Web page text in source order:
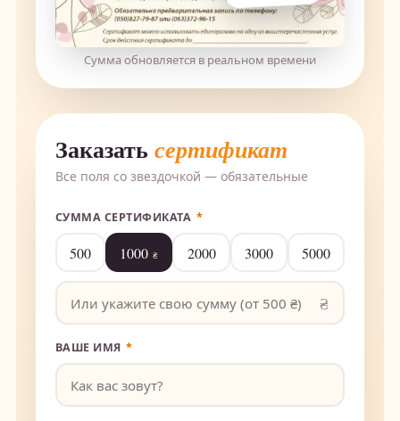
Сумма обновляется в реальном времени
Заказать сертификат
Все поля со звездочкой — обязательные
СУММА СЕРТИФИКАТА *
500 1000 2000 3000 5000
ВАШЕ ИМЯ *